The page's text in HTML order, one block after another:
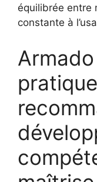
équilibrée entre
constante à